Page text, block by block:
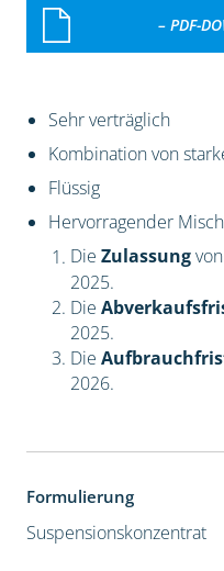
– PDF-
Sehr verträglich
Kombination von
Flüssig
Hervorragender
Die Zulassung
2025.
Die
2025.
Die
2026.
Formulierung
Suspensionskonzentrat